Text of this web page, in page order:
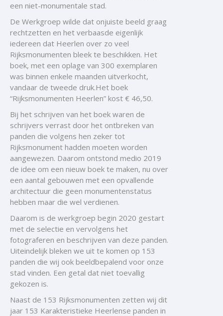
een niet-monumentale stad.
De Werkgroep wilde dat onjuiste beeld graag
rechtzetten en het verbaasde eigenlijk
iedereen dat Heerlen over zo veel
Rijksmonumenten bleek te beschikken. Het
boek, met een oplage van 300 exemplaren
was binnen enkele maanden uitverkocht,
vandaar de tweede druk.Het boek
“Rijksmonumenten Heerlen” kost € 46,50.
Bij het schrijven van het boek waren de
schrijvers verrast door het ontbreken van
panden die volgens hen zeker tot
Rijksmonument hadden moeten worden
aangewezen. Daarom ontstond medio 2019
de idee om een nieuw boek te maken, nu over
een aantal gebouwen met een opvallende
architectuur die geen monumentenstatus
hebben maar die wel verdienen.
Daarom is de werkgroep begin 2020 gestart
met de selectie en vervolgens het
fotograferen en beschrijven van deze panden.
Uiteindelijk bleken we uit te komen op 153
panden die wij ook beeldbepalend voor onze
stad vinden. Een getal dat niet toevallig
gekozen is.
Naast de 153 Rijksmonumenten zetten wij dit
jaar 153 Karakteristieke Heerlense panden in